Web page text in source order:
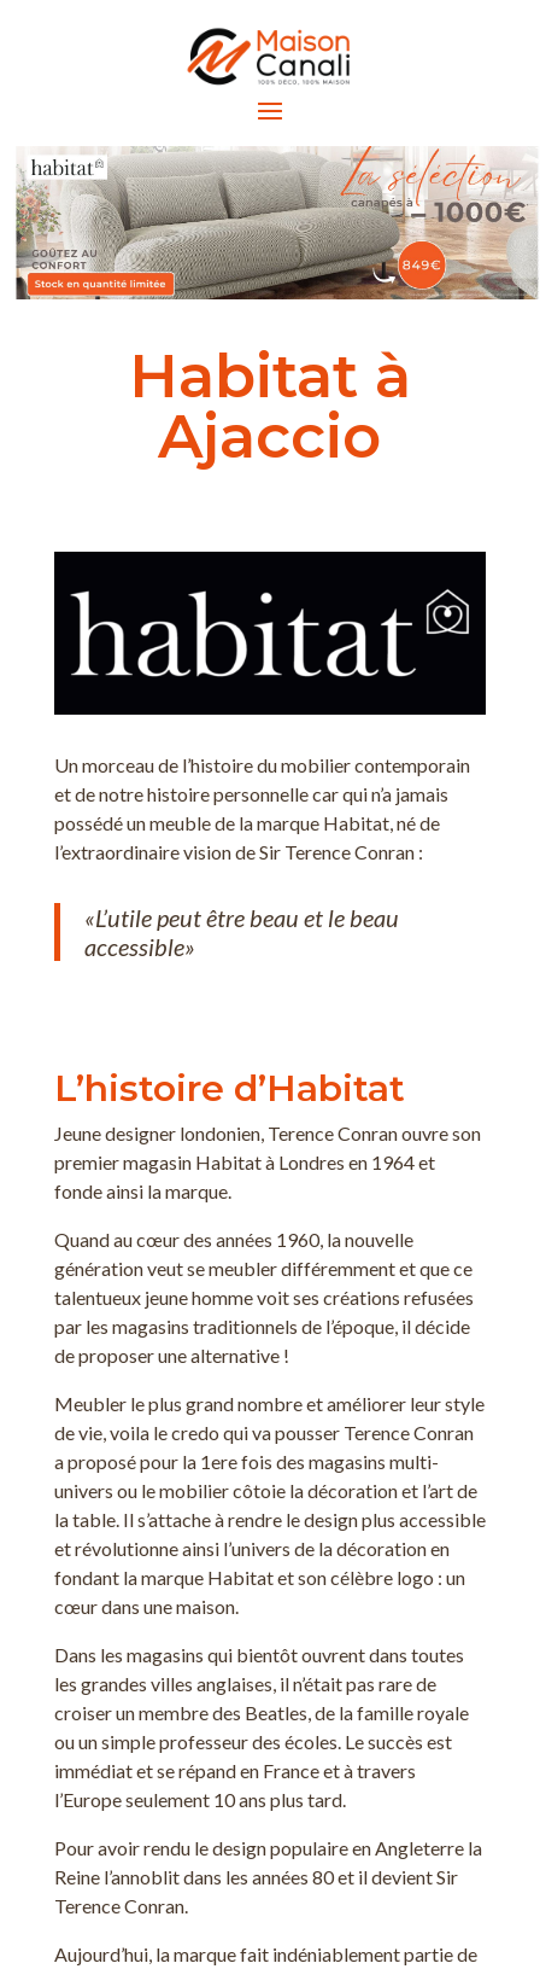
Habitat à
Ajaccio
Un morceau de l’histoire du mobilier contemporain
et de notre histoire personnelle car qui n’a jamais
possédé un meuble de la marque Habitat, né de
l’extraordinaire vision de Sir Terence Conran :
«L’utile peut être beau et le beau
accessible»
L’histoire d’Habitat
Jeune designer londonien, Terence Conran ouvre son
premier magasin Habitat à Londres en 1964 et
fonde ainsi la marque.
Quand au cœur des années 1960, la nouvelle
génération veut se meubler différemment et que ce
talentueux jeune homme voit ses créations refusées
par les magasins traditionnels de l’époque, il décide
de proposer une alternative !
Meubler le plus grand nombre et améliorer leur style
de vie, voila le credo qui va pousser Terence Conran
a proposé pour la 1ere fois des magasins multi-
univers ou le mobilier côtoie la décoration et l’art de
la table. Il s’attache à rendre le design plus accessible
et révolutionne ainsi l’univers de la décoration en
fondant la marque Habitat et son célèbre logo : un
cœur dans une maison.
Dans les magasins qui bientôt ouvrent dans toutes
les grandes villes anglaises, il n’était pas rare de
croiser un membre des Beatles, de la famille royale
ou un simple professeur des écoles. Le succès est
immédiat et se répand en France et à travers
l’Europe seulement 10 ans plus tard.
Pour avoir rendu le design populaire en Angleterre la
Reine l’annoblit dans les années 80 et il devient Sir
Terence Conran.
Aujourd’hui, la marque fait indéniablement partie de